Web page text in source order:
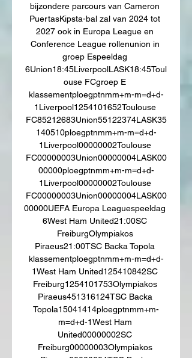
bijzondere parcours van Cameron
PuertasKipsta-bal zal van 2024 tot
2027 ook in Europa League en
Conference League rollenunion in
groep Espeeldag
6Union18:45LiverpoolLASK18:45Toul
ouse FCgroep E
klassementploegptnmm+m-m=d+d-
1Liverpool1254101652Toulouse
FC85212683Union55122374LASK35
140510ploegptnmm+m-m=d+d-
1Liverpool00000002Toulouse
FC00000003Union00000004LASK00
00000ploegptnmm+m-m=d+d-
1Liverpool00000002Toulouse
FC00000003Union00000004LASK00
00000UEFA Europa Leaguespeeldag
6West Ham United21:00SC
FreiburgOlympiakos
Piraeus21:00TSC Backa Topola
klassementploegptnmm+m-m=d+d-
1West Ham United125410842SC
Freiburg1254101753Olympiakos
Piraeus451316124TSC Backa
Topola15041414ploegptnmm+m-
m=d+d-1West Ham
United00000002SC
Freiburg00000003Olympiakos